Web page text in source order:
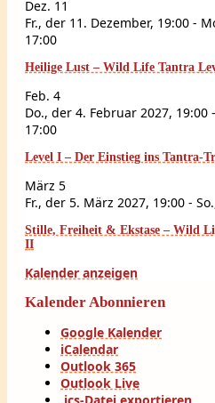
Dez. 11
Fr., der 11. Dezember, 19:00 -
17:00
Heilige Lust – Wild Life Tantra
Feb. 4
Do., der 4. Februar 2027, 19:00 -
17:00
Level I – Der Einstieg ins Tantra-
März 5
Fr., der 5. März 2027, 19:00 -
Stille, Freiheit & Ekstase – Wild
II
Kalender anzeigen
Kalender Abonnieren
Google Kalender
iCalendar
Outlook 365
Outlook Live